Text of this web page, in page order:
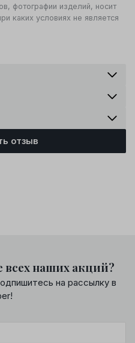
фотографии изделий, носит
каких условиях не является
отзыв
всех наших акций?
на рассылку в